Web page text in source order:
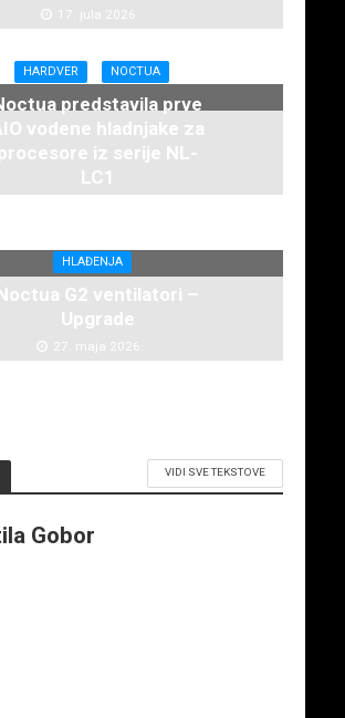
17. jula 2026.
HARDVER NOCTUA
predstavila prve
vodene hladnjake za
iz serije NL-
LC1
HLAĐENJA
G2 ventilatori –
Upgrade
27. maja 2026.
VIDI SVE TEKSTOVE
Gobor